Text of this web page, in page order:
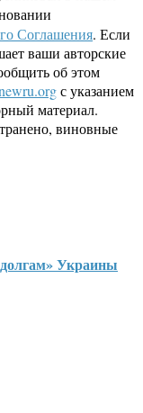
Соглашения. Если
ваши авторские
об этом
с указанием
материал.
виновные
Украины